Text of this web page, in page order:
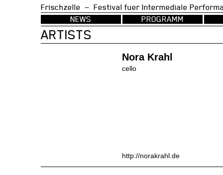
Frischzelle — Festival fuer
NEWS
PROGRAMM
ARTISTS
Nora Krahl
cello
http://norakrahl.de